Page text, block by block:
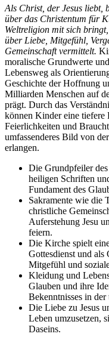
Als Christ, der Jesus liebt,
über das Christentum für
Weltreligion mit sich
über Liebe, Mitgefühl,
Gemeinschaft vermittelt.
moralische Grundwerte
Lebensweg als
Geschichte der Hoffnung
Milliarden Menschen auf
prägt. Durch das
können Kinder eine tiefere
Feierlichkeiten und
umfassenderes Bild von
erlangen.
Die Grundpfeiler
heiligen Schriften
Fundament des
Sakramente wie die
christliche
Auferstehung Jesu
feiern.
Die Kirche spielt
Gottesdienst und als
Mitgefühl und
Kleidung und
Glauben und ihre
Bekenntnisses in
Die Liebe zu Jesus
Leben umzusetzen,
Daseins.